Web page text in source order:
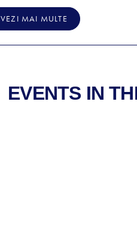
VEZI MAI MULTE
EVENTS IN